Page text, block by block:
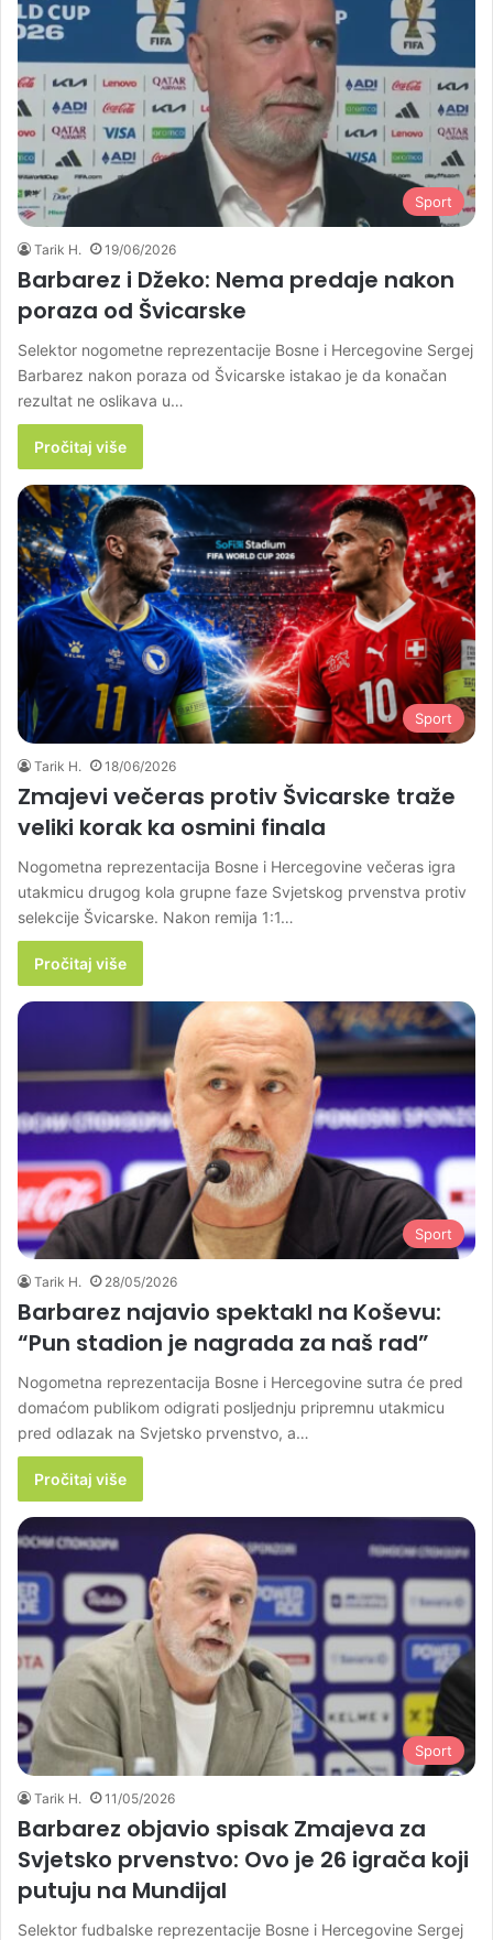
Sport
Tarik H. 19/06/2026
Barbarez i Džeko: Nema predaje nakon
poraza od Švicarske
Selektor nogometne reprezentacije Bosne i Hercegovine Sergej
Barbarez nakon poraza od Švicarske istakao je da konačan
rezultat ne oslikava u…
Pročitaj više
Sport
Tarik H. 18/06/2026
Zmajevi večeras protiv Švicarske traže
veliki korak ka osmini finala
Nogometna reprezentacija Bosne i Hercegovine večeras igra
utakmicu drugog kola grupne faze Svjetskog prvenstva protiv
selekcije Švicarske. Nakon remija 1:1…
Pročitaj više
Sport
Tarik H. 28/05/2026
Barbarez najavio spektakl na Koševu:
“Pun stadion je nagrada za naš rad”
Nogometna reprezentacija Bosne i Hercegovine sutra će pred
domaćom publikom odigrati posljednju pripremnu utakmicu
pred odlazak na Svjetsko prvenstvo, a…
Pročitaj više
Sport
Tarik H. 11/05/2026
Barbarez objavio spisak Zmajeva za
Svjetsko prvenstvo: Ovo je 26 igrača koji
putuju na Mundijal
Selektor fudbalske reprezentacije Bosne i Hercegovine Sergej